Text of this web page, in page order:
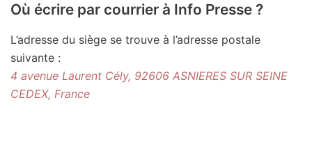
Où écrire par courrier à Info Presse ?
L’adresse du siège se trouve à l’adresse postale
suivante :
4 avenue Laurent Cély, 92606 ASNIERES SUR SEINE
CEDEX, France